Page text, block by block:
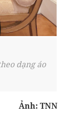
dạng áo
Ảnh: TNN